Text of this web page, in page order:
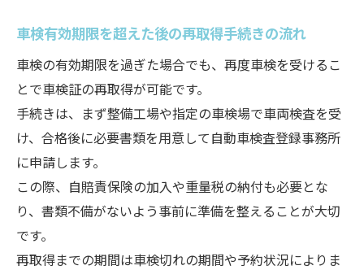
車検有効期限を超えた後の再取得手続きの流れ
車検の有効期限を過ぎた場合でも、再度車検を受けるこ
とで車検証の再取得が可能です。
手続きは、まず整備工場や指定の車検場で車両検査を受
け、合格後に必要書類を用意して自動車検査登録事務所
に申請します。
この際、自賠責保険の加入や重量税の納付も必要とな
り、書類不備がないよう事前に準備を整えることが大切
です。
再取得までの期間は車検切れの期間や予約状況によりま